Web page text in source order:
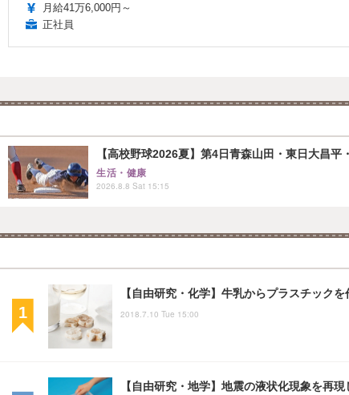
月給41万6,000円～
正社員
【高校野球2026夏】第4日青森山田・東日大昌
生活・健康
2026.8.8 Sat 15:15
【自由研究・化学】牛乳からプラスチックを
2018.7.10 Tue 15:00
【自由研究・地学】地震の液状化現象を再現